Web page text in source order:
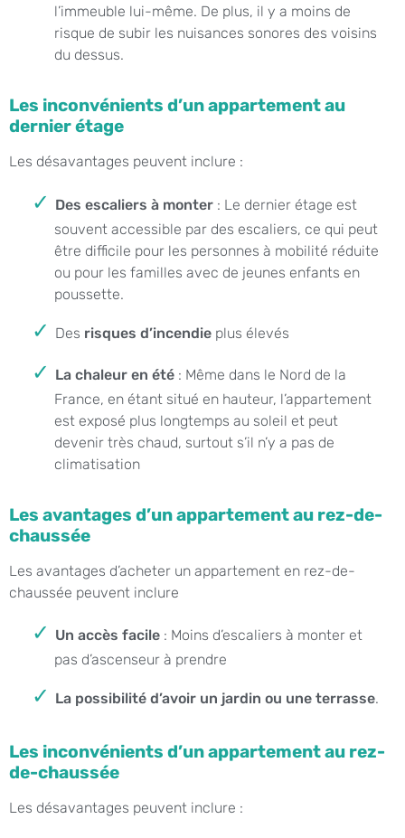
l’immeuble lui-même. De plus, il y a moins de
risque de subir les nuisances sonores des voisins
du dessus.
Les inconvénients d’un appartement au
dernier étage
Les désavantages peuvent inclure :
Des escaliers à monter : Le dernier étage est
souvent accessible par des escaliers, ce qui peut
être difficile pour les personnes à mobilité réduite
ou pour les familles avec de jeunes enfants en
poussette.
Des risques d’incendie plus élevés
La chaleur en été : Même dans le Nord de la
France, en étant situé en hauteur, l’appartement
est exposé plus longtemps au soleil et peut
devenir très chaud, surtout s’il n’y a pas de
climatisation
Les avantages d’un appartement au rez-de-
chaussée
Les avantages d’acheter un appartement en rez-de-
chaussée peuvent inclure
Un accès facile : Moins d’escaliers à monter et
pas d’ascenseur à prendre
La possibilité d’avoir un jardin ou une terrasse.
Les inconvénients d’un appartement au rez-
de-chaussée
Les désavantages peuvent inclure :